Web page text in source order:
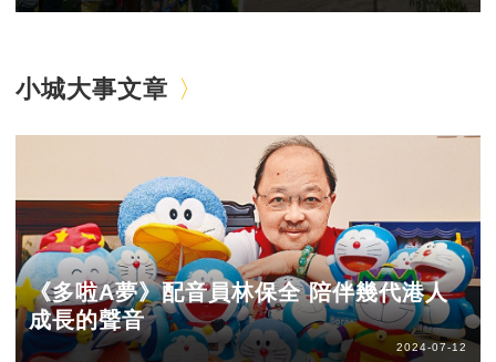
小城大事文章
《多啦A夢》配音員林保全 陪伴幾代港人
成長的聲音
2024-07-12